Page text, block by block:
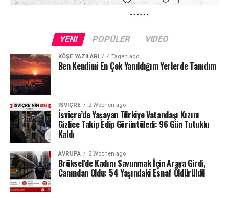
Başsavcılık açıklamasında, olayın hem tıbbi hem de
hukuki açıdan son derece karmaşık bir yapıya sahip
olduğu vurgulanırken, soruşturmanın uzun sürebileceği
kaydedildi.
Zürih Üniversite Hastanesi’nde ortaya çıkan iddialar,
İsviçre sağlık sisteminde son yılların en ciddi
krizlerinden biri olarak değerlendiriliyor. Özellikle ölüm
vakaları ve tıbbi cihaz kullanımıyla ilgili şüpheler, hasta
güvenliği ve hastane denetim mekanizmalarına ilişkin
tartışmaları yeniden gündeme taşıdı.
YENI POPÜLER VIDEO
KÖŞE YAZILARI 4 Tagen ago
Ben Kendimi En Çok Yanıldığım Yerlerde Tanıdım
İSVIÇRE 2 Wochen ago
İsviçre’de Yaşayan Türkiye Vatandaşı Kızını
Gizlice Takip Edip Görüntüledi: 96 Gün Tutuklu
Kaldı
AVRUPA 2 Wochen ago
Brüksel’de Kadını Savunmak İçin Araya Girdi,
Canından Oldu: 54 Yaşındaki Esnaf Öldürüldü